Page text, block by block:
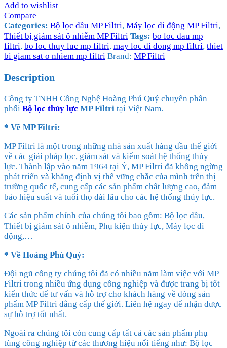
Add to wishlist
Compare
Categories: Bộ lọc dầu MP Filtri, Máy lọc di động MP Filtri,
Thiết bị giám sát ô nhiễm MP Filtri Tags: bo loc dau mp
filtri, bo loc thuy luc mp filtri, may loc di dong mp filtri, thiet
bi giam sat o nhiem mp filtri Brand: MP Filtri
Description
Công ty TNHH Công Nghệ Hoàng Phú Quý chuyên phân
phối Bộ lọc thủy lực MP Filtri tại Việt Nam.
* Về MP Filtri:
MP Filtri là một trong những nhà sản xuất hàng đầu thế giới
về các giải pháp lọc, giám sát và kiểm soát hệ thống thủy
lực. Thành lập vào năm 1964 tại Ý, MP Filtri đã không ngừng
phát triển và khẳng định vị thế vững chắc của mình trên thị
trường quốc tế, cung cấp các sản phẩm chất lượng cao, đảm
bảo hiệu suất và tuổi thọ dài lâu cho các hệ thống thủy lực.
Các sản phẩm chính của chúng tôi bao gồm: Bộ lọc dầu,
Thiết bị giám sát ô nhiễm, Phụ kiện thủy lực, Máy lọc di
động,…
* Về Hoàng Phú Quý:
Đội ngũ công ty chúng tôi đã có nhiều năm làm việc với MP
Filtri trong nhiều ứng dụng công nghiệp và được trang bị tốt
kiến thức để tư vấn và hỗ trợ cho khách hàng về dòng sản
phẩm MP Filtri đẳng cấp thế giới. Liên hệ ngay để nhận được
sự hỗ trợ tốt nhất.
Ngoài ra chúng tôi còn cung cấp tất cả các sản phẩm phụ
tùng công nghiệp từ các thương hiệu nổi tiếng như: Bộ lọc